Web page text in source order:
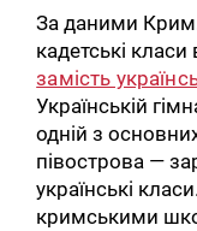
За даними
кадетські
замість
Українській
одній з
півострова —
українські
кримськими